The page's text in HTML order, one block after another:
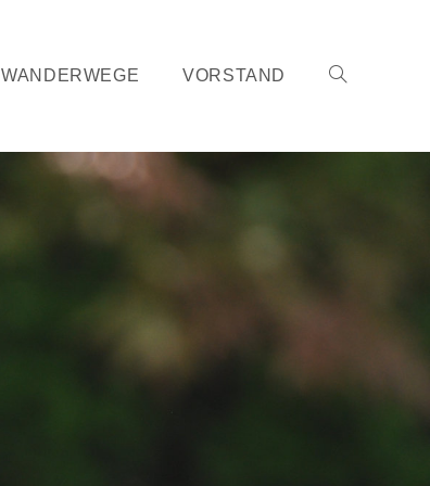
WANDERWEGE VORSTAND WEBSITE-